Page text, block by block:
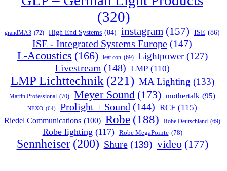
(320)
grandMA3 (72) High End Systems (84) instagram (157) ISE (86)
ISE - Integrated Systems Europe (147)
L-Acoustics (166) leat con (69) Lightpower (127)
Livestream (148) LMP (110)
LMP Lichttechnik (221) MA Lighting (133)
Martin Professional (70) Meyer Sound (173) mothertalk (95)
NEXO (64) Prolight + Sound (144) RCF (115)
Riedel Communications (100) Robe (188) Robe Deutschland (69)
Robe lighting (117) Robe MegaPointe (78)
Sennheiser (200) Shure (139) video (177)